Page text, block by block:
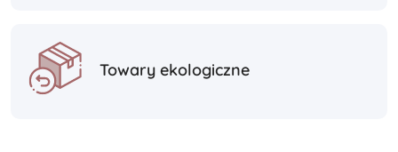
Towary ekologiczne